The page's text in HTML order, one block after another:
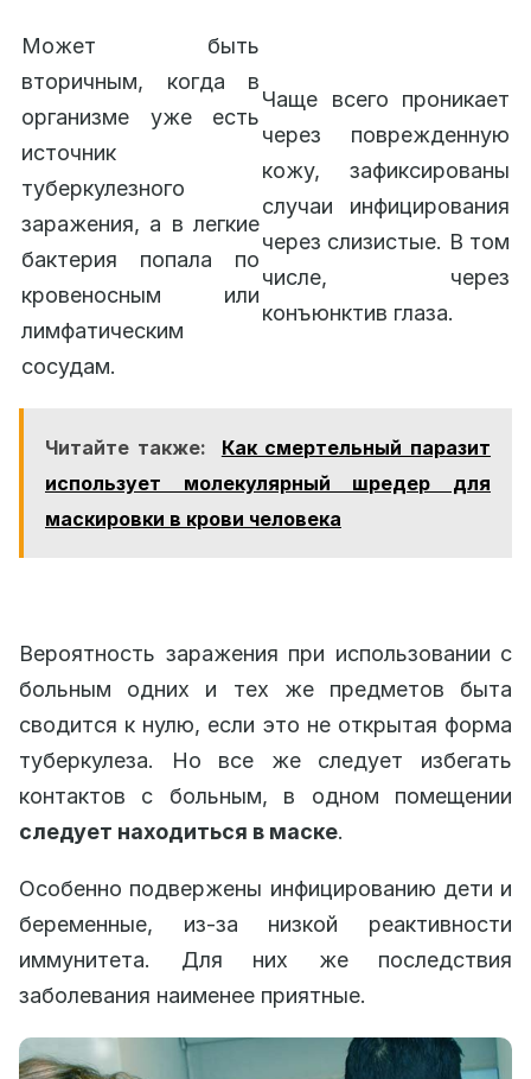
Может быть
вторичным, когда в
организме уже есть
источник
туберкулезного
заражения, а в легкие
бактерия попала по
кровеносным или
лимфатическим
сосудам.
Чаще всего проникает
через поврежденную
кожу, зафиксированы
случаи инфицирования
через слизистые. В том
числе, через
конъюнктив глаза.
Читайте также:
Как смертельный паразит
использует молекулярный шредер для
маскировки в крови человека
Вероятность заражения при использовании с
больным одних и тех же предметов быта
сводится к нулю, если это не открытая форма
туберкулеза. Но все же следует избегать
контактов с больным, в одном помещении
следует находиться в маске.
Особенно подвержены инфицированию дети и
беременные, из-за низкой реактивности
иммунитета. Для них же последствия
заболевания наименее приятные.